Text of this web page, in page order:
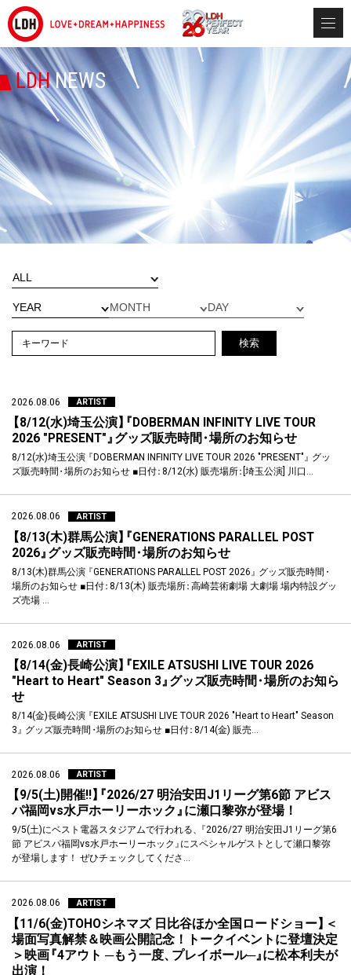
LDHNEWS
検索
2026.08.06 ARTIST
【8/12(水)埼玉公演】
『 DOBERMAN INFINITY LIVE TOUR
2026 "PRESENT"』グッズ販売時間・場所のお知らせ
8/12(水)埼玉公演『 DOBERMAN INFINITY LIVE TOUR 2026 "PRESENT"』グッ
ズ販売時間・場所のお知らせ ■日付：8/12(水) 販売場所： [埼玉公演] 川口…
2026.08.06 ARTIST
【8/13(木)群馬公演】
『GENERATIONS PARALLEL POST
2026』グッズ販売時間・場所のお知らせ
8/13(木)群馬公演『GENERATIONS PARALLEL POST 2026 』グッズ販売時間・
場所のお知らせ ■日付：8/13(木) 販売場所：高崎芸術劇場 大劇場 場内特設グッ
ズ売場 …
2026.08.06 ARTIST
【8/14(金)長崎公演】
『 EXILE ATSUSHI LIVE TOUR 2026
"Heart to Heart" Season 3』グッズ販売時間・場所のお知ら
せ
8/14(金)長崎公演『 EXILE ATSUSHI LIVE TOUR 2026 "Heart to Heart" Season
3』グッズ販売時間・場所のお知らせ ■日付：8/14(金) 販売…
2026.08.06 ARTIST
【9/5(土)開催!!】
『 2026/27 明治安田J1リーグ第6節 アビス
パ福岡vs水戸ホーリーホック』に瀬口黎弥が登場！
9/5(土)にベスト電器スタジアムで行われる、 『2026/27 明治安田J1リーグ第6
節 アビスパ福岡vs水戸ホーリーホック 』にスペシャルゲストとして瀬口黎弥
が登場します！ ぜひチェックしてくださ…
2026.08.06 ARTIST
【11/6(金)TOHOシネマズ 日比谷ほか全国ロードショー】＜
場面写真解禁＆映画公開記念！トークイベントに登壇決定
＞映画『4アウト ─もう一度、プレイボール─』に松本利夫が
出演！